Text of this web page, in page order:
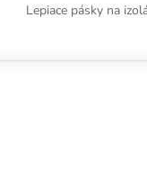
Lepiace pásky na